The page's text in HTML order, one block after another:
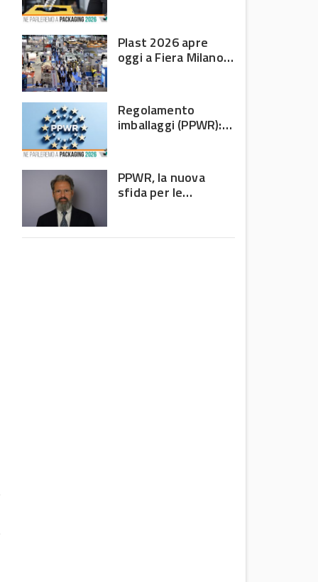
e PPWR
Plast 2026 apre
oggi a Fiera Milano
plastiche
Regolamento
imballaggi (PPWR):
PPWR, la nuova
sfida per le
produce imballaggi